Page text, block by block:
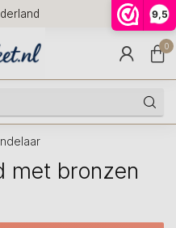
9,5
Voor
huis
9.5
0
met bronzen